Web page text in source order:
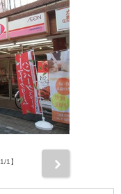
1/1】